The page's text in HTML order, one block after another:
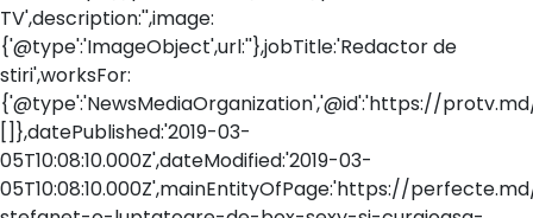
TV',description:'',image:
{'@type':'ImageObject',url:''},jobTitle:'Redactor de
stiri',worksFor:
{'@type':'NewsMediaOrganization','@id':'https://
[]},datePublished:'2019-03-
05T10:08:10.000Z',dateModified:'2019-03-
05T10:08:10.000Z',mainEntityOfPage:'https://